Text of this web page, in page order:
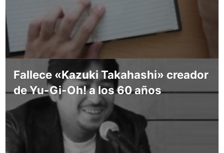
Fallece «Kazuki Takahashi» creador
de Yu-Gi-Oh! a los 60 años